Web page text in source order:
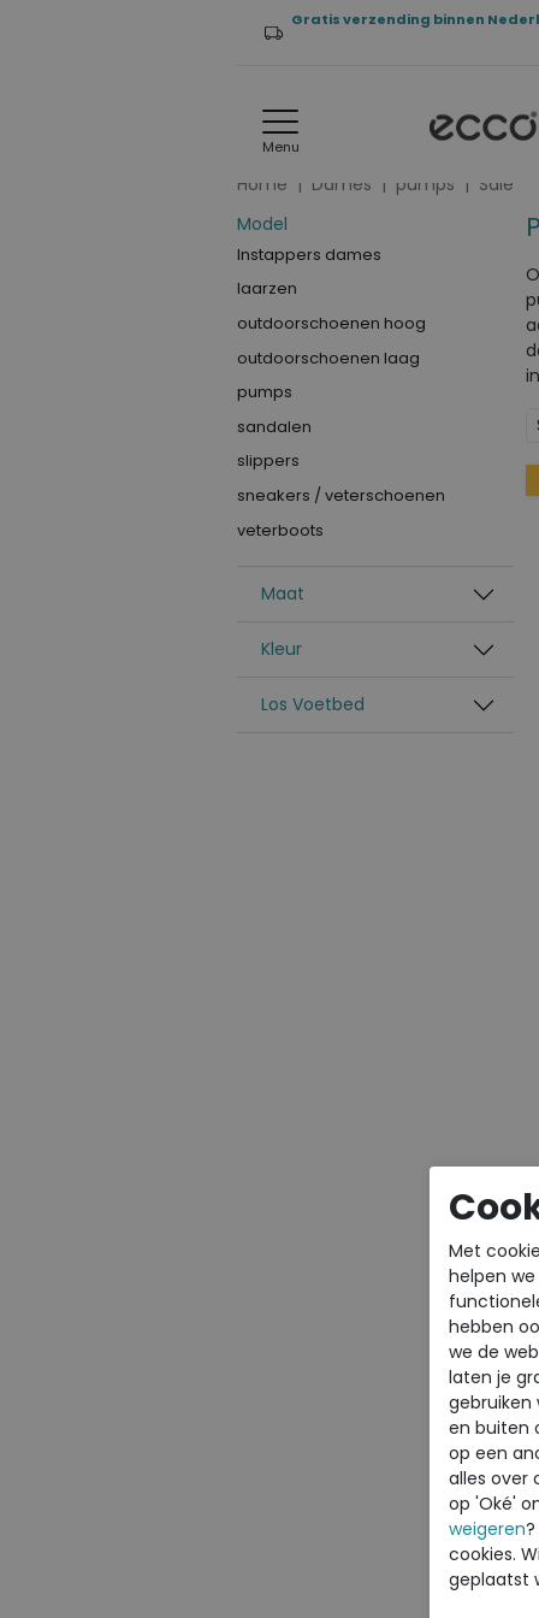
Gratis verzending binnen
Menu
Home Dames pumps
Sale
Model
Instappers dames
laarzen
outdoorschoenen hoog
outdoorschoenen laag
pumps
sandalen
slippers
sneakers / veterschoenen
veterboots
Maat
Kleur
Los Voetbed
Met
helpen we
hebben
we de
laten je
gebruiken
en buiten
op een
alles over
op 'Oké'
weigeren
cookies.
geplaatst